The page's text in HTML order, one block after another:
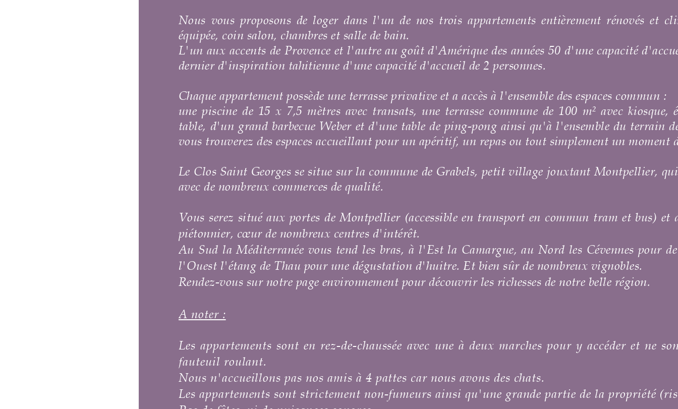
Nous vous proposons de loger dans l'un de nos troisappartements entièrement rénovés et climatisés avec cuisine
chambres etsalle de bain.
L'un aux accents de Provence et l'autre au goût d'Amérique des années 50 d'une capacité d'accueil de 4 personnes. Le
dernier d'inspiration tahitienne d'une capacité d'accueil de 2 personnes.
Chaque appartement possède une terrasse privative eta accès à l'ensemble des espaces commun :
une piscine de 15 x 7,5 mètres avec transats, une terrasse commune de 100 m² avec kiosque, équipée d'une grande
un grand barbecue Weber et d'une table de ping-pongainsi qu'à l'ensemble du terrain de 2 hectare sur lequel
vous trouverez des espaces accueillant pour un apéritif, un repas ou tout simplement un moment de lecture.
Le Clos Saint Georges se situe sur la commune de Grabels, petit village jouxtant Montpellier, qui a su garder son âme
avec de nombreux commerces de qualité.
Vous serez situé aux portes de Montpellier (accessible en transport en commun tram et bus)et de son superbe centre
piétonnier, cœur de nombreux centres d'intérêt.
Au Sud la Méditerranée vous tend les bras, à l'Est la Camargue, au Nord les Cévennes pour de belles randonnées, à
l'Ouest l'étang de Thau pour une dégustation d'huitre. Et bien sûr de nombreux vignobles.
Rendez-vous sur notre page environnement pour découvrir les richesses de notre belle région.
Les appartements sont en rez-de-chaussée avec une à deux marches pour y accéder et ne sont pas accessibles en
n'accueillons pas nos amis à 4 pattes car nous avons des chats.
Les appartements sont strictement non-fumeurs ainsi qu'une grande partie de la propriété (risque d'incendie).